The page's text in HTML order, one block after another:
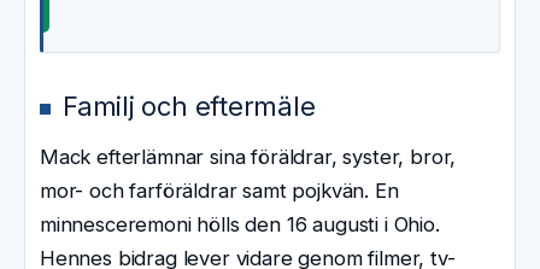
Familj och eftermäle
Mack efterlämnar sina föräldrar, syster, bror,
mor- och farföräldrar samt pojkvän. En
minnesceremoni hölls den 16 augusti i Ohio.
Hennes bidrag lever vidare genom filmer, tv-